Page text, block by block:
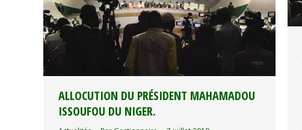
ALLOCUTION DU PRÉSIDENT MAHAMADOU
ISSOUFOU DU NIGER.